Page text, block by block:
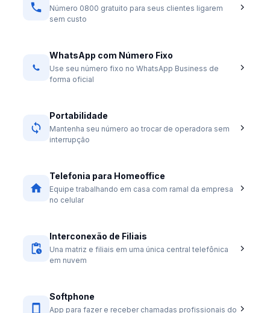
Número 0800 gratuito para seus clientes ligarem
sem custo
WhatsApp com Número Fixo
Use seu número fixo no WhatsApp Business de
forma oficial
Portabilidade
Mantenha seu número ao trocar de operadora sem
interrupção
Telefonia para Homeoffice
Equipe trabalhando em casa com ramal da empresa
no celular
Interconexão de Filiais
Una matriz e filiais em uma única central telefônica
em nuvem
Softphone
App para fazer e receber chamadas profissionais do